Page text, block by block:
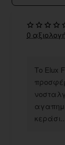
Το Elux
κεράσι...
0